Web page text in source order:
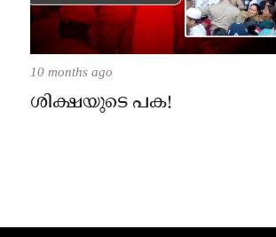
10 months ago
ശിക്ഷയുടെ പക!